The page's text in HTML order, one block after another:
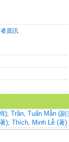
資訊
); Trần, Tuấn Mẫn (副
); Thích, Minh Lễ (著)